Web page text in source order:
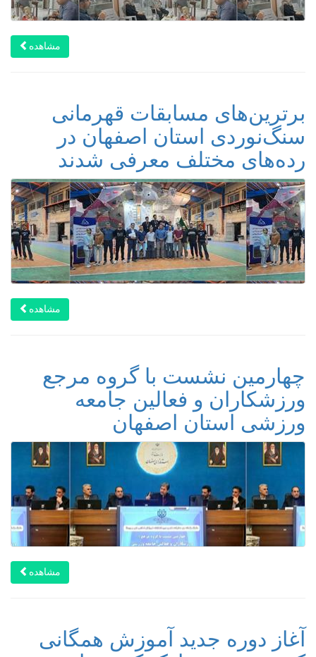
مشاهده
برترین‌های مسابقات قهرمانی
سنگ‌نوردی استان اصفهان در
رده‌های مختلف معرفی شدند
مشاهده
چهارمین نشست با گروه مرجع
ورزشکاران و فعالین جامعه
ورزشی استان اصفهان
مشاهده
آغاز دوره جدید آموزش همگانی